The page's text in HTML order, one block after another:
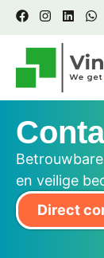
en veilige
Direct